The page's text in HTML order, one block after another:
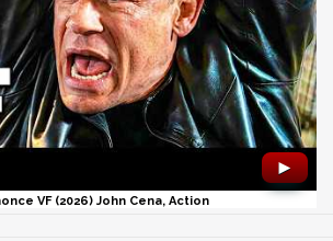
►
VF (2026) John Cena, Action